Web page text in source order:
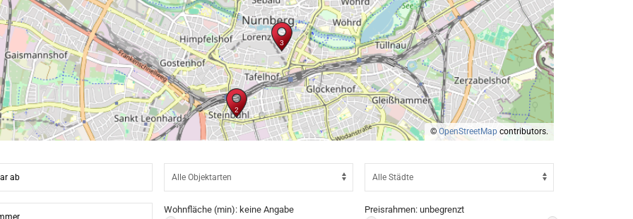
© OpenStreetMap contributors.
Wohnfläche (min): keine Angabe Preisrahmen: unbegrenzt